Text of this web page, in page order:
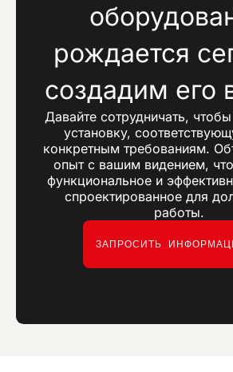
рождается
создадим его
Давайте сотрудничать,
установку,
конкретным требованиям.
опыт с вашим видением,
функциональное и
спроектированное для
работы.
ЗАПРОСИТЬ